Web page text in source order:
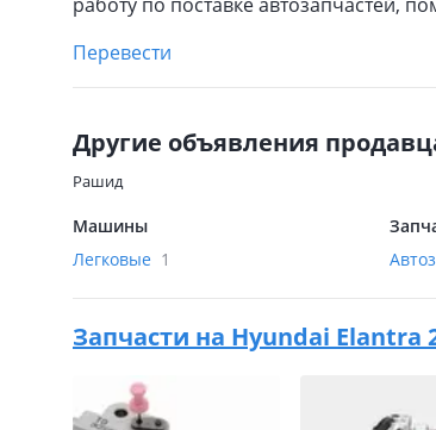
Перевести
Другие объявления
Рашид
Машины
Легковые 1
Запчасти на Hyundai Elantra